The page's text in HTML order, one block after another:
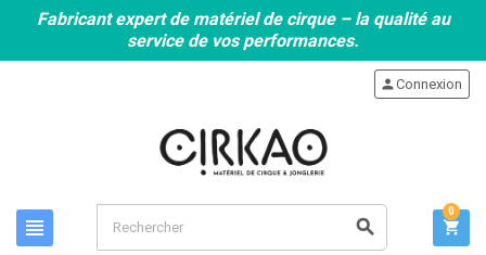
Fabricant expert de matériel de cirque – la qualité au
service de vos performances.
view_headline search
personConnexion
shopping_cart
0